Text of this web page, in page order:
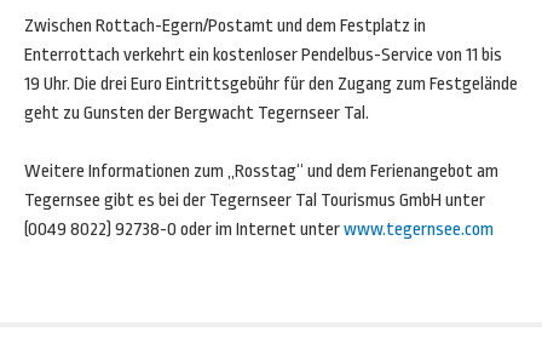
Zwischen Rottach-Egern/Postamt und dem Festplatz in
Enterrottach verkehrt ein kostenloser Pendelbus-Service von 11 bis
19 Uhr. Die drei Euro Eintrittsgebühr für den Zugang zum Festgelände
geht zu Gunsten der Bergwacht Tegernseer Tal.
Weitere Informationen zum „Rosstag“ und dem Ferienangebot am
Tegernsee gibt es bei der Tegernseer Tal Tourismus GmbH unter
(0049 8022) 92738-0 oder im Internet unterwww.tegernsee.com